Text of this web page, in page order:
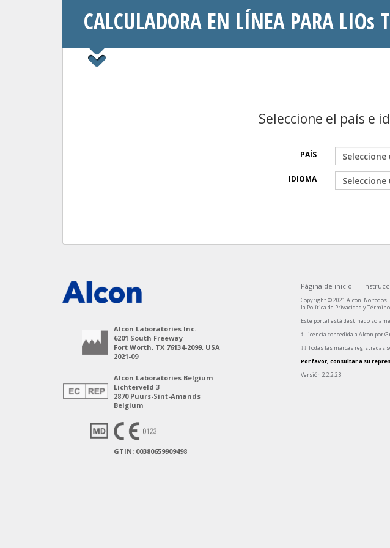
CALCULADORA EN LÍNEA PARA LIOs
Seleccione el país e
PAÍS
IDIOMA
Alcon Laboratories Inc.
6201 South Freeway
Fort Worth, TX 76134-2099, USA
2021-09
Alcon Laboratories Belgium
Lichterveld 3
2870 Puurs-Sint-Amands
Belgium
GTIN: 00380659909498
Página de inicio
Copyright © 2021 Alcon. No
la Política de Privacidad y
Este portal está destinado
† Licencia concedida a Alcon por
†† Todas las marcas registradas
Por favor, consultar a su
Versión 2.2.2.23